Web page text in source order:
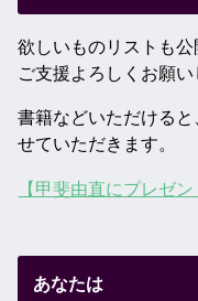
欲しいものリストも公
ご支援よろしくお願い
書籍などいただける
せていただきます。
【甲斐由直にプレゼン
あなたは